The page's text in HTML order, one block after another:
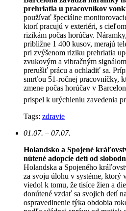
prehriatia u pracovníkov
používať špeciálne
ktorí pracujú v exteriéri, s
rizikám počas horúčav.
približne 1 400 kusov, merajú
pri zvýšenom riziku prehriatia
zvukovým a vibračným
prerušiť prácu a ochladiť sa.
smrťou 51-ročnej pracovníčky,
zmene počas horúčav v
prispel k urýchleniu zavedenia
Tags: zdravie
01.07. – 07.07.
Holandsko a Spojené
nútené adopcie detí od
Holandska a Spojeného
za svoju úlohu v systéme, ktorý
viedol k tomu, že tisíce žien a
donútené vzdať sa svojich detí
ospravedlnenie týka obdobia